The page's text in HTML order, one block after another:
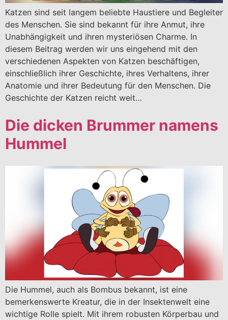
Katzen sind seit langem beliebte Haustiere und Begleiter
des Menschen. Sie sind bekannt für ihre Anmut, ihre
Unabhängigkeit und ihren mysteriösen Charme. In
diesem Beitrag werden wir uns eingehend mit den
verschiedenen Aspekten von Katzen beschäftigen,
einschließlich ihrer Geschichte, ihres Verhaltens, ihrer
Anatomie und ihrer Bedeutung für den Menschen. Die
Geschichte der Katzen reicht weit…
Die dicken Brummer namens
Hummel
Die Hummel, auch als Bombus bekannt, ist eine
bemerkenswerte Kreatur, die in der Insektenwelt eine
wichtige Rolle spielt. Mit ihrem robusten Körperbau und